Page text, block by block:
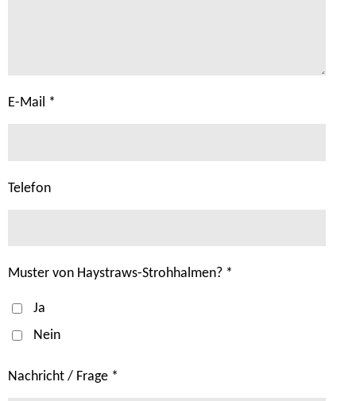
E-Mail *
Telefon
Muster von Haystraws-Strohhalmen? *
Ja
Nein
Nachricht / Frage *